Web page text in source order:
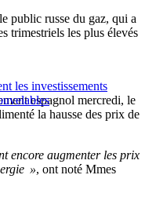
public russe du gaz, qui a
trimestriels les plus élevés
les investissements
espagnol mercredi, le
la hausse des prix de
encore augmenter les prix
», ont noté Mmes